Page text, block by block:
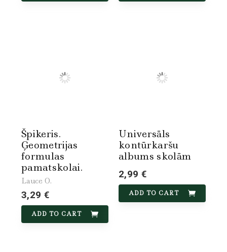
Špikeris.
Ģeometrijas
formulas
pamatskolai.
Lauce O.
3,29 €
ADD TO CART
Universāls
kontūrkaršu
albums skolām
2,99 €
ADD TO CART